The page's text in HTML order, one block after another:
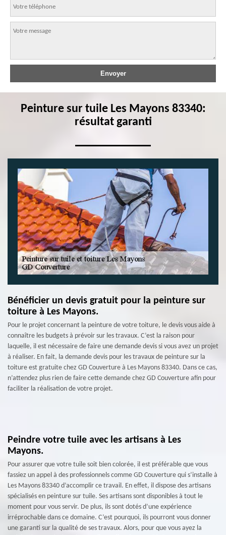
Peinture sur tuile Les Mayons 83340:
résultat garanti
Bénéficier un devis gratuit pour la peinture sur
toiture à Les Mayons.
Pour le projet concernant la peinture de votre toiture, le devis vous aide à
connaître les budgets à prévoir sur les travaux. C’est la raison pour
laquelle, il est nécessaire de faire une demande devis si vous avez un projet
à réaliser. En fait, la demande devis pour les travaux de peinture sur la
toiture est gratuite chez GD Couverture à Les Mayons 83340. Dans ce cas,
n’attendez plus rien de faire cette demande chez GD Couverture afin pour
faciliter la réalisation de votre projet.
Peindre votre tuile avec les artisans à Les
Mayons.
Pour assurer que votre tuile soit bien colorée, il est préférable que vous
fassiez un appel à des professionnels comme GD Couverture qui s’installe à
Les Mayons 83340 d’accomplir ce travail. En effet, il dispose des artisans
spécialisés en peinture sur tuile. Ses artisans sont disponibles à tout le
moment pour vous servir. De plus, ils sont dotés d’une expérience
irréprochable dans ce domaine. C’est pourquoi, ils pourront vous donner
une garanti sur la qualité de ses travaux. Alors, pour que vous ayez la